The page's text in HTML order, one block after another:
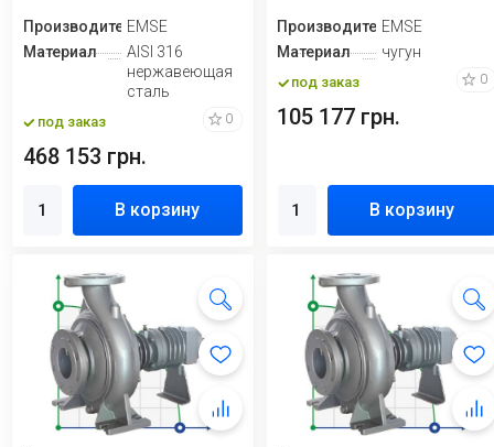
ПроизводительEMSE
Материал
AISI 316
нержавеющая
сталь
под заказ 0
468 153 грн.
В корзину
ПроизводительEMSE
Материал
чугун
под заказ 0
105 177 грн.
В корзину